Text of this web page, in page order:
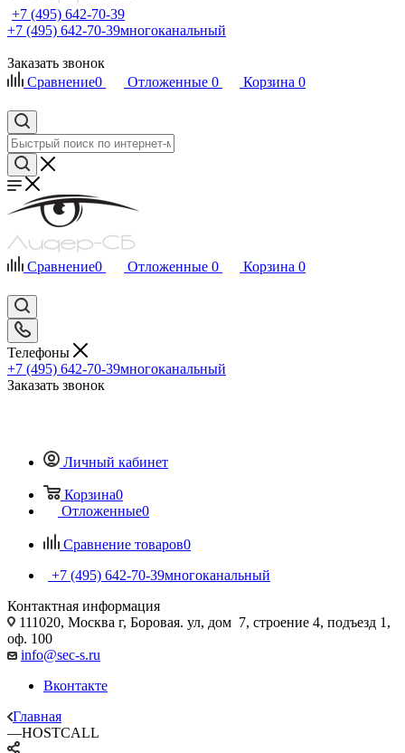
+7 (495) 642-70-39
+7 (495) 642-70-39многоканальный
Заказать звонок
Сравнение0 Отложенные 0 Корзина 0
Сравнение0 Отложенные 0 Корзина 0
Телефоны
+7 (495) 642-70-39многоканальный
Заказать звонок
Личный кабинет
Корзина0
Отложенные0
Сравнение товаров0
+7 (495) 642-70-39многоканальный
Контактная информация
111020, Москва г, Боровая. ул, дом 7, строение 4, подъезд 1,
оф. 100
info@sec-s.ru
Вконтакте
Главная
—HOSTCALL